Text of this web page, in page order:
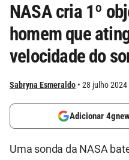
NASA cria 1º
homem que
velocidade do
Sabryna Esmeraldo 28 julho 2024
Adicionar
Uma sonda da NASA